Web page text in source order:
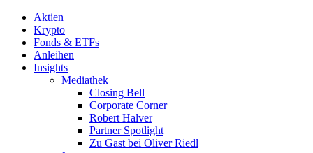
Aktien
Krypto
Fonds & ETFs
Anleihen
Insights
Mediathek
Closing Bell
Corporate Corner
Robert Halver
Partner Spotlight
Zu Gast bei Oliver Riedl